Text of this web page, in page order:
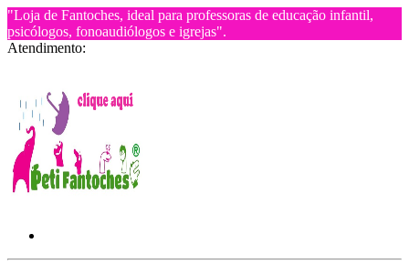
"Loja de Fantoches, ideal para professoras de educação infantil,
psicólogos, fonoaudiólogos e igrejas".
Atendimento: